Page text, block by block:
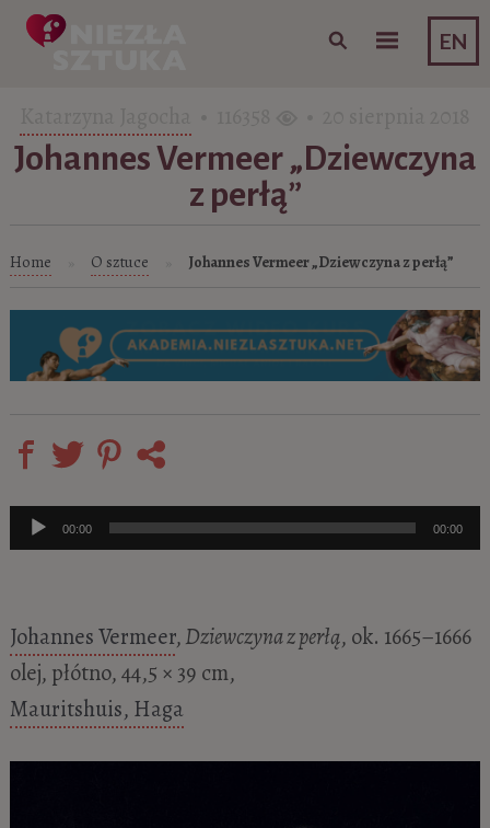
EN
Skip to content
Johannes Vermeer „Dziewczyna
z perłą”
Home O sztuce Johannes Vermeer „Dziewczyna z perłą”
Odtwarzacz
plików
00:00 00:00
Johannes Vermeer,Dziewczyna z perłą, ok. 1665–1666
olej, płótno, 44,5 × 39 cm,
Mauritshuis, Haga